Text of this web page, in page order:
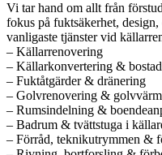
Vi tar hand om allt från
fokus på fuktsäkerhet,
vanligaste tjänster vid
– Källarrenovering
– Källarkonvertering &
– Fuktåtgärder & dränering
– Golvrenovering &
– Rumsindelning &
– Badrum & tvättstuga i
– Förråd, teknikutrymmen &